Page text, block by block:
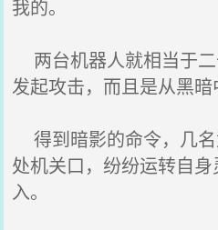
我的。
两台机器人就相当于
发起攻击，而且是从黑暗
得到暗影的命令，几
处机关口，纷纷运转自
入。